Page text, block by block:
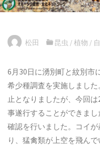
プ
松田 昆虫 /植物 /
6月30日に湧別町と紋別市
希少種調査を実施しまし
止となりましたが、今回
事遂行することができま
確認を行いました。コイ
り、猛禽類が上空を飛ん